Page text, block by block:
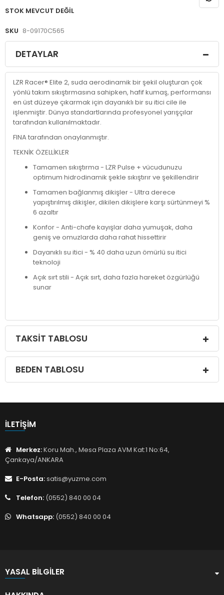
STOK MEVCUT DEĞIL
SKU 8-09170C565
DETAYLAR
LZR Racer® Elite 2, suda aerodinamik bir şekil oluşturan çok
yönlü takım sıkıştırmasına sahipken, hafif kumaş, performansı
en üst düzeye çıkarmak için dayanıklı bir su itici cile ile
işlenmiştir. Dünya standartlarında profesyonel yarışçılar
tarafından kullanılmaktadır.
FINA tarafından onaylanmıştır.
TEKNİK ÖZELLİKLER
Tamamen sıkıştırma - LZR Pulse + vücudunuzu
optimum hidrodinamik şekle sıkıştırır ve şekillendirir
Tamamen bağlanmış dikişler - Ultra derece
yapıştırılmış dikişler, dikilen dikişlere karşı sürtünmeyi %
6 azaltır
Konfor - Anti-chafe kayışlar daha yumuşak, daha
geniş ve omuzlarda daha rahat hissettirir
Dayanıklı su itici - % 40 daha uzun ömürlü su itici
teknoloji
Açık sırt stili - Açık sırt, daha fazla hareket özgürlüğü
sunar
TAKSIT TABLOSU
BEDEN TABLOSU
İLETIŞIM
Merkez:Koru Mah., Mesa Plaza AVM Kat:1 No:64,
Çankaya/ANKARA
E-Posta:satis@yuzme.com
Telefon: (0552) 840 00 04
Whatsapp: (0552) 840 00 04
YASAL BILGILER